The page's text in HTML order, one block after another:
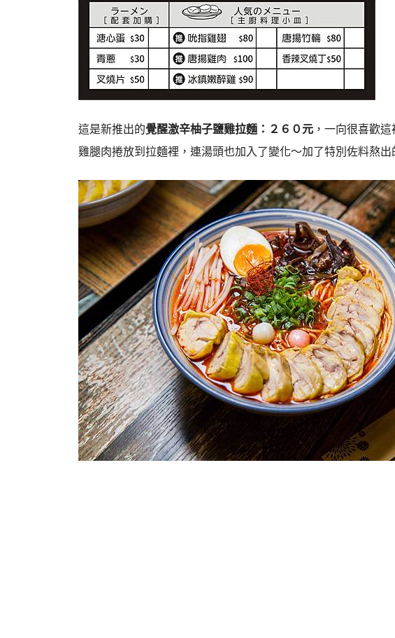
這是新推出的覺醒激辛柚子鹽雞拉麵：２６０元 ，一向很喜歡
雞腿肉捲放到拉麵裡，連湯頭也加入了變化～加了特別佐料熬出